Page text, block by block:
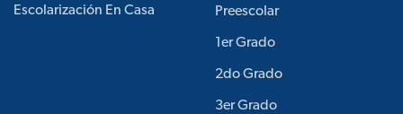
Escolarización En Casa Preescolar
1er Grado
2do Grado
3er Grado